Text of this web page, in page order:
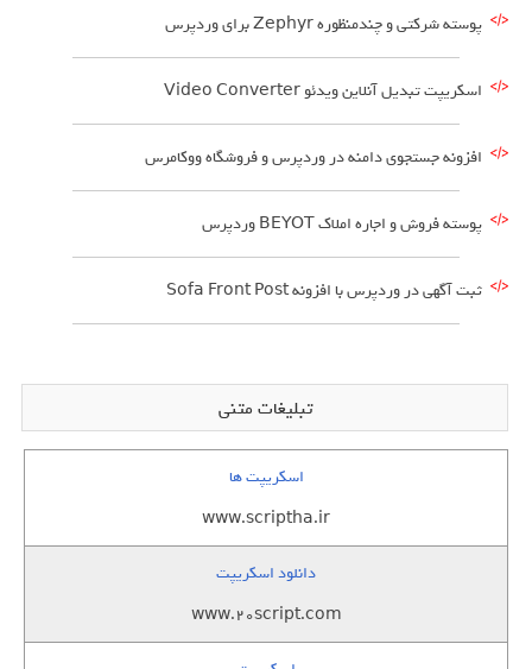
پوسته شرکتی و چندمنظوره Zephyr برای وردپرس
اسکریپت تبدیل آنلاین ویدئو Video Converter
افزونه جستجوی دامنه در وردپرس و فروشگاه ووکامرس
پوسته فروش و اجاره املاک BEYOT وردپرس
ثبت آگهی در وردپرس با افزونه Sofa Front Post
تبلیغات متنی
اسکریپت ها
www.scriptha.ir
دانلود اسکریپت
www.20script.com